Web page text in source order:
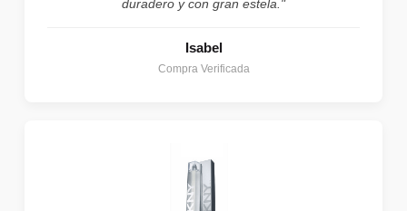
duradero y con gran estela."
Isabel
Compra Verificada